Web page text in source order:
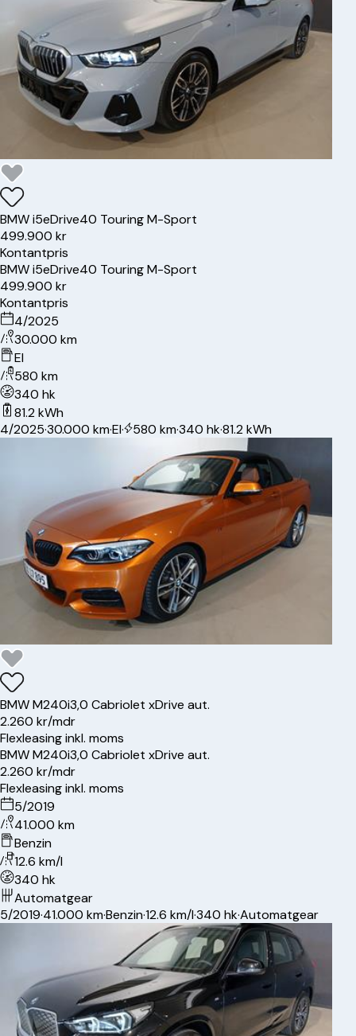
BMWi5eDrive40 Touring M-Sport
499.900 kr
Kontantpris
BMWi5eDrive40 Touring M-Sport
499.900 kr
Kontantpris
4/2025
30.000 km
El
580 km
340 hk
81.2 kWh
4/2025·30.000 km·El· 580 km·340 hk·81.2 kWh
BMWM240i3,0 Cabriolet xDrive aut.
2.260 kr/mdr
Flexleasing inkl. moms
BMWM240i3,0 Cabriolet xDrive aut.
2.260 kr/mdr
Flexleasing inkl. moms
5/2019
41.000 km
Benzin
12.6 km/l
340 hk
Automatgear
5/2019·41.000 km·Benzin·12.6 km/l·340 hk·Automatgear